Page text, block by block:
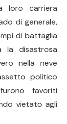
loro carriera
di generale,
di battaglia
la disastrosa
nella neve
politico
favoriti
vietato agli